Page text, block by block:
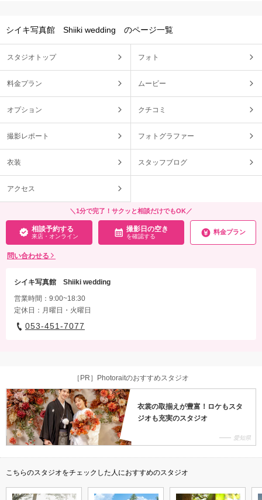
シイキ写真館 Shiiki wedding のページ一覧
スタジオトップ フォト
料金プラン ムービー
オプション クチコミ
撮影レポート フォトグラファー
衣装 スタッフブログ
アクセス
＼1分で完了！サクッと相談だけでもOK／
相談予約する
来店・オンライン
撮影日の空き
を確認する
料金プラン
問い合わせる
シイキ写真館 Shiiki wedding
営業時間：9:00~18:30
定休日：月曜日・火曜日
053-451-7077
［PR］Photoraitのおすすめスタジオ
衣裳の取揃えが豊富！ロケもスタ
ジオも充実のスタジオ
愛知県
こちらのスタジオをチェックした人におすすめのスタジオ